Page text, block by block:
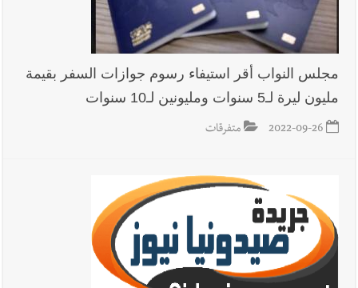
مجلس النواب أقر استيفاء رسوم جوازات السفر بقيمة
مليون ليرة لـ5 سنوات ومليونين لـ10 سنوات
2022-09-26 متفرقات